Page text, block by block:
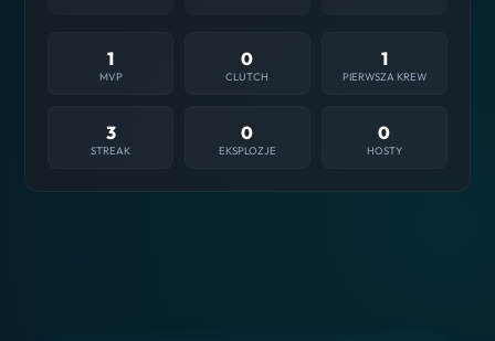
1
MVP
0
CLUTCH
1
PIERWSZA KREW
3
STREAK
0
EKSPLOZJE
0
HOSTY